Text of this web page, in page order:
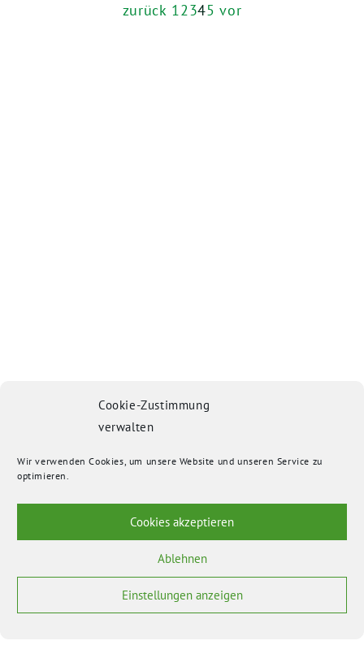
Cookie-Zustimmung
verwalten
Wir verwenden Cookies, um unsere Website und unseren Service zu
optimieren.
Cookies akzeptieren
Ablehnen
Einstellungen anzeigen
zurück 12345 vor